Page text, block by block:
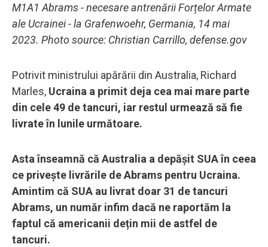
M1A1 Abrams - necesare antrenării Forțelor Armate
ale Ucrainei - la Grafenwoehr, Germania, 14 mai
2023. Photo source: Christian Carrillo, defense.gov
Potrivit ministrului apărării din Australia, Richard
Marles, Ucraina a primit deja cea mai mare parte
din cele 49 de tancuri, iar restul urmează să fie
livrate în lunile următoare.
Asta înseamnă că Australia a depășit SUA în ceea
ce privește livrările de Abrams pentru Ucraina.
Amintim că SUA au livrat doar 31 de tancuri
Abrams, un număr infim dacă ne raportăm la
faptul că americanii dețin mii de astfel de
tancuri.